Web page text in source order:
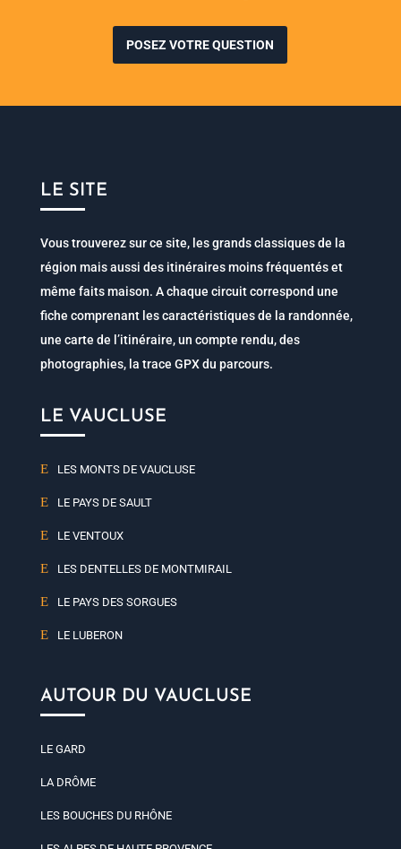
POSEZ VOTRE QUESTION
LE SITE
Vous trouverez sur ce site, les grands classiques de la
région mais aussi des itinéraires moins fréquentés et
même faits maison. A chaque circuit correspond une
fiche comprenant les caractéristiques de la randonnée,
une carte de l’itinéraire, un compte rendu, des
photographies, la trace GPX du parcours.
LE VAUCLUSE
LES MONTS DE VAUCLUSE
LE PAYS DE SAULT
LE VENTOUX
LES DENTELLES DE MONTMIRAIL
LE PAYS DES SORGUES
LE LUBERON
AUTOUR DU VAUCLUSE
LE GARD
LA DRÔME
LES BOUCHES DU RHÔNE